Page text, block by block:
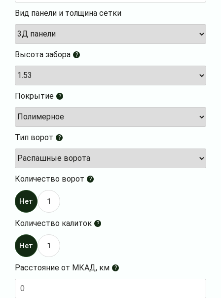
Вид панели и толщина сетки
Высота забора ?
Покрытие ?
Тип ворот ?
Количество ворот ?
Нет 1
Количество калиток ?
Нет 1
Расстояние от МКАД, км ?